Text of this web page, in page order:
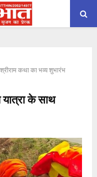
कथा का भव्य शुभारंभ
के साथ